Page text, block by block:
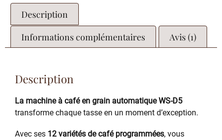
Description
Informations complémentaires
Avis (1)
Description
La machine à café en grain automatique WS-D5
transforme chaque tasse en un moment d’exception.
Avec ses 12 variétés de café programmées, vous